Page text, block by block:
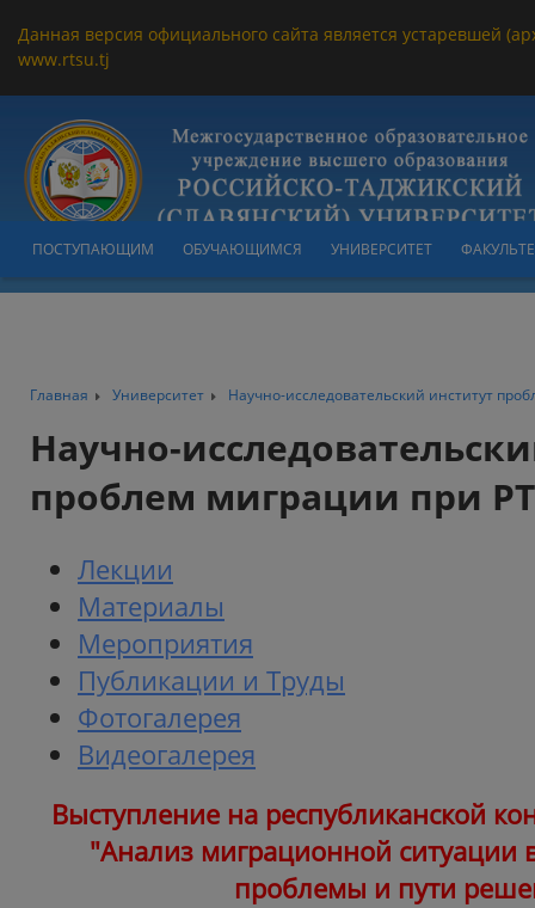
Данная версия официального сайта является устаревшей
www.rtsu.tj
ПОСТУПАЮЩИМ ОБУЧАЮЩИМСЯ УНИВЕРСИТЕТ
Главная Университет Научно-исследовательский институт
Научно-
проблем миграции при
Лекции
Материалы
Мероприятия
Публикации и Труды
Фотогалерея
Видеогалерея
Выступление на республиканской
"Анализ миграционной ситуации
проблемы и пути